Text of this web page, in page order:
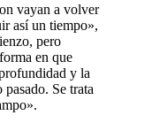
vayan a volver
así un tiempo»,
pero
en que
y la
Se trata